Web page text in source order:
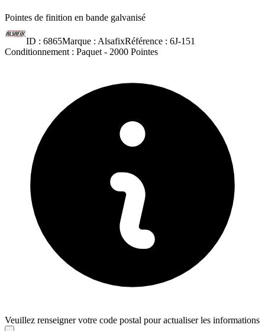
Pointes de finition en bande galvanisé
ID : 6865Marque : AlsafixRéférence : 6J-151
Conditionnement : Paquet - 2000 Pointes
Veuillez renseigner votre code postal pour actualiser les informations